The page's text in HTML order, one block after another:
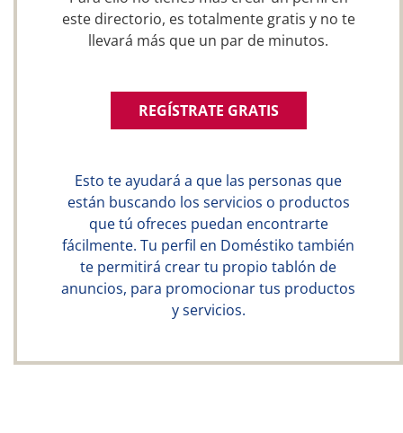
este directorio, es totalmente gratis y no te
llevará más que un par de minutos.
REGÍSTRATE GRATIS
Esto te ayudará a que las personas que
están buscando los servicios o productos
que tú ofreces puedan encontrarte
fácilmente. Tu perfil en Doméstiko también
te permitirá crear tu propio tablón de
anuncios, para promocionar tus productos
y servicios.